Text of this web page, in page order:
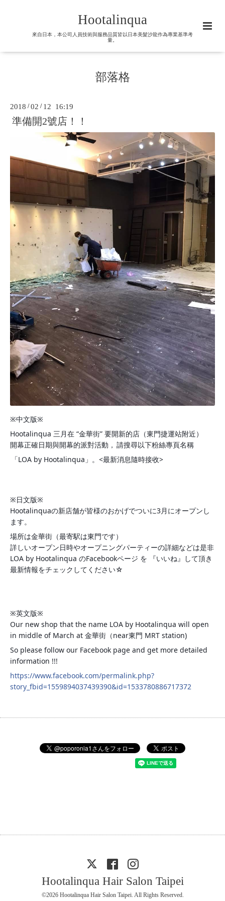
Hootalinqua
來自日本，本公司人員技術與服務品質皆以日本美髮沙龍作為專業基準考
量。
部落格
2018 /02 / 12 16:19
準備開2號店！！
※中文版※
Hootalinqua 三月在 “金華街” 要開新的店（東門捷運站附近）
開幕正確日期與開幕的派對活動， 請搜尋以下粉絲專頁名稱
「LOA by Hootalinqua」。<最新消息隨時接收>
※日文版※
Hootalinquaの新店舗が皆様のおかげでついに3月にオープンし
ます。
場所は金華街（最寄駅は東門です）
詳しいオープン日時やオープニングパーティーの詳細などは是非
LOA by Hootalinqua のFacebookページ を 『いいね』して頂き
最新情報をチェックしてください☆
※英文版※
Our new shop that the name LOA by Hootalinqua will open
in middle of March at 金華街（near東門 MRT station)
So please follow our Facebook page and get more detailed
information !!!
https://www.facebook.com/permalink.php?
story_fbid=1559894037439390&id=1533780886717372
Hootalinqua Hair Salon Taipei
©2026 Hootalinqua Hair Salon Taipei. All Rights Reserved.